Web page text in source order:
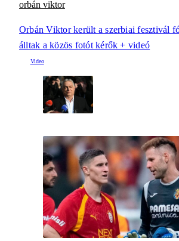
orbán viktor
Orbán Viktor került a szerbiai fesztivál
álltak a közös fotót kérők + videó